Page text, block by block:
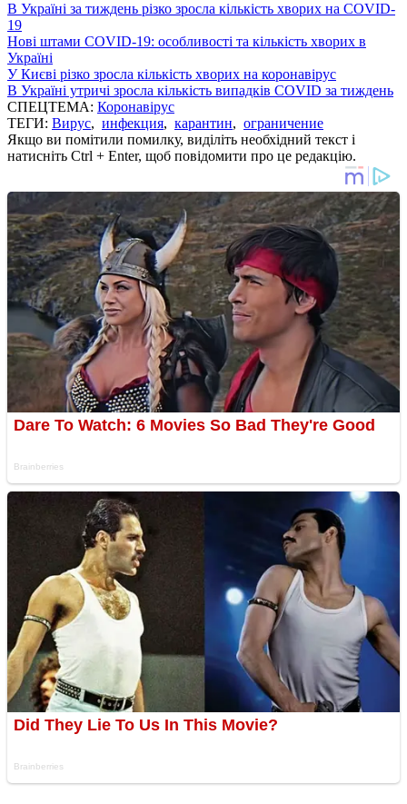
В Україні за тиждень різко зросла кількість хворих на COVID-
19
Нові штами COVID-19: особливості та кількість хворих в
Україні
У Києві різко зросла кількість хворих на коронавірус
В Україні утричі зросла кількість випадків COVID за тиждень
СПЕЦТЕМА: Коронавірус
ТЕГИ: Вирус, инфекция, карантин, ограничение
Якщо ви помітили помилку, виділіть необхідний текст і
натисніть Ctrl + Enter, щоб повідомити про це редакцію.